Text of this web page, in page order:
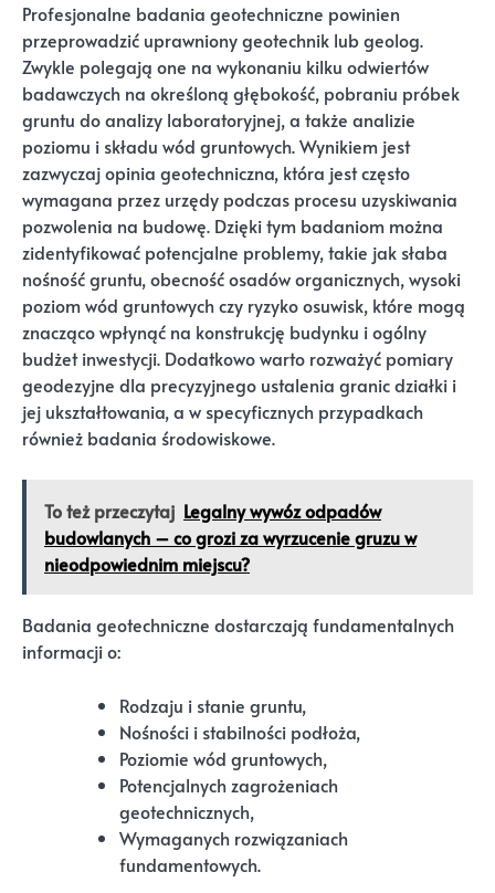
Profesjonalne badania geotechniczne powinien
przeprowadzić uprawniony geotechnik lub geolog.
Zwykle polegają one na wykonaniu kilku odwiertów
badawczych na określoną głębokość, pobraniu próbek
gruntu do analizy laboratoryjnej, a także analizie
poziomu i składu wód gruntowych. Wynikiem jest
zazwyczaj opinia geotechniczna, która jest często
wymagana przez urzędy podczas procesu uzyskiwania
pozwolenia na budowę. Dzięki tym badaniom można
zidentyfikować potencjalne problemy, takie jak słaba
nośność gruntu, obecność osadów organicznych, wysoki
poziom wód gruntowych czy ryzyko osuwisk, które mogą
znacząco wpłynąć na konstrukcję budynku i ogólny
budżet inwestycji. Dodatkowo warto rozważyć pomiary
geodezyjne dla precyzyjnego ustalenia granic działki i
jej ukształtowania, a w specyficznych przypadkach
również badania środowiskowe.
To też przeczytaj Legalny wywóz odpadów
budowlanych – co grozi za wyrzucenie gruzu w
nieodpowiednim miejscu?
Badania geotechniczne dostarczają fundamentalnych
informacji o:
Rodzaju i stanie gruntu,
Nośności i stabilności podłoża,
Poziomie wód gruntowych,
Potencjalnych zagrożeniach
geotechnicznych,
Wymaganych rozwiązaniach
fundamentowych.